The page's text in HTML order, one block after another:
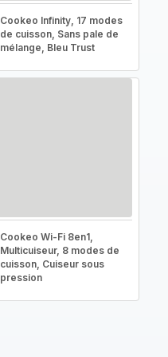
Cookeo Infinity, 17 modes
de cuisson, Sans pale de
mélange, Bleu Trust
Cookeo Wi-Fi 8en1,
Multicuiseur, 8 modes de
cuisson, Cuiseur sous
pression